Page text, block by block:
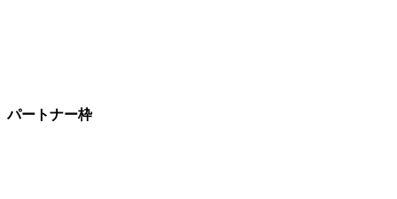
パートナー枠